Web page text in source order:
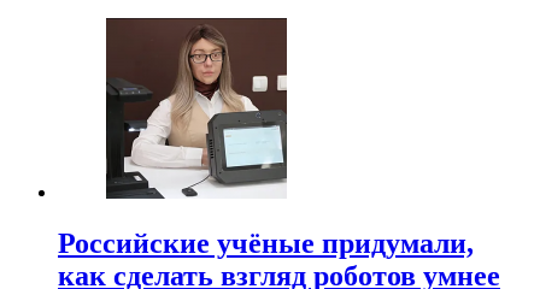
Российские учёные придумали,
как сделать взгляд роботов умнее